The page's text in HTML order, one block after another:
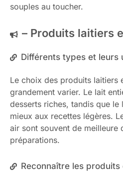
souples au toucher.
– Produits laitiers
Différents types et leurs
Le choix des produits
grandement varier. Le lait
desserts riches, tandis que
mieux aux recettes légères.
air sont souvent de meilleure
préparations.
Reconnaître les